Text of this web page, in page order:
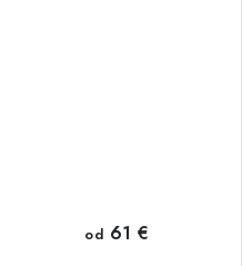
od 61 €